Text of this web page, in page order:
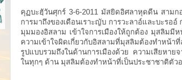
คุฏบะฮฺัวันศุกร์ 3-6-2011 มัสยิดอิศลาหุดดีน สามก
การมาถึงของเดือนเราะญับ การวะลาอ์และบะรออ์
มุมมองอิสลาม เข้าใจการเมืองให้ถูกต้อง มุสลิมมีห
ความเข้าใจผิดเกี่ยวกับอิสลามที่มุสลิมต้องทำหน้า
รูปแบบรวมถึงในด้านการเมืองด้วย ความเสียหาย
ในทุกๆ ด้าน มุสลิมต้องทำหน้าที่เป็นประชาชาติตัว